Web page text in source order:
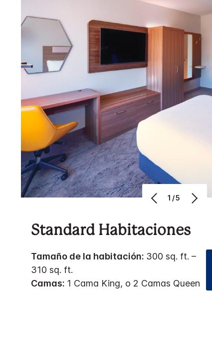
1/5
Standard Habitaciones
Tamaño de la habitación: 300 sq. ft. –
310 sq. ft.
Camas: 1 Cama King, o 2 Camas Queen